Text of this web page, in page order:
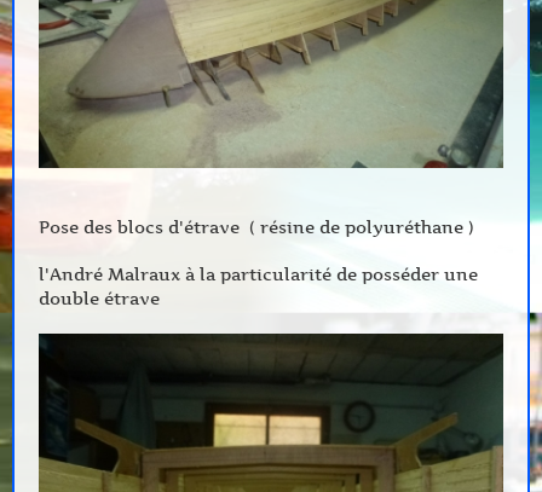
Pose des blocs d'étrave ( résine de polyuréthane )
l'André Malraux à la particularité de posséder une
double étrave